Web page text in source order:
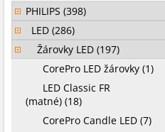
PHILIPS (398)
LED (286)
Žárovky LED (197)
CorePro LED žárovky (1)
LED Classic FR
(matné) (18)
CorePro Candle LED (7)